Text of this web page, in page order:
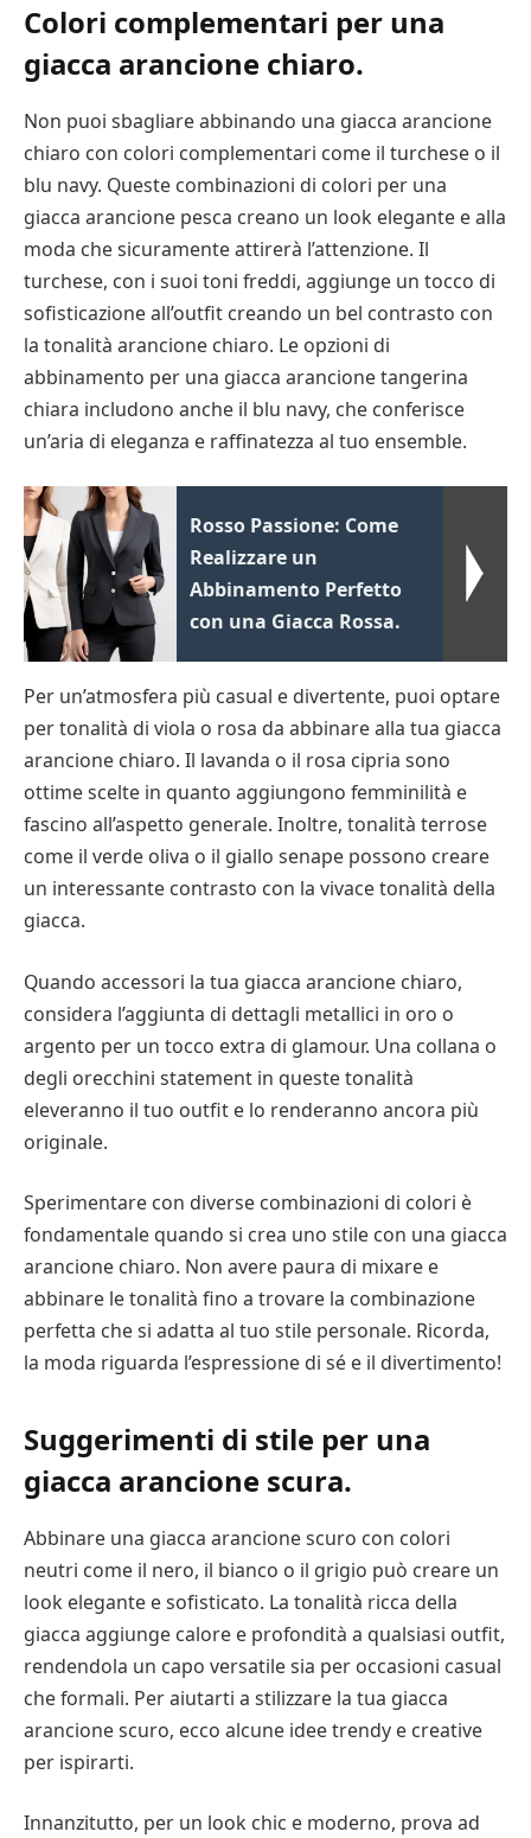
Colori complementari per una
giacca arancione chiaro.
Non puoi sbagliare abbinando una giacca arancione
chiaro con colori complementari come il turchese o il
blu navy. Queste combinazioni di colori per una
giacca arancione pesca creano un look elegante e alla
moda che sicuramente attirerà l’attenzione. Il
turchese, con i suoi toni freddi, aggiunge un tocco di
sofisticazione all’outfit creando un bel contrasto con
la tonalità arancione chiaro. Le opzioni di
abbinamento per una giacca arancione tangerina
chiara includono anche il blu navy, che conferisce
un’aria di eleganza e raffinatezza al tuo ensemble.
Rosso Passione: Come
Realizzare un
Abbinamento Perfetto
con una Giacca Rossa.
Per un’atmosfera più casual e divertente, puoi optare
per tonalità di viola o rosa da abbinare alla tua giacca
arancione chiaro. Il lavanda o il rosa cipria sono
ottime scelte in quanto aggiungono femminilità e
fascino all’aspetto generale. Inoltre, tonalità terrose
come il verde oliva o il giallo senape possono creare
un interessante contrasto con la vivace tonalità della
giacca.
Quando accessori la tua giacca arancione chiaro,
considera l’aggiunta di dettagli metallici in oro o
argento per un tocco extra di glamour. Una collana o
degli orecchini statement in queste tonalità
eleveranno il tuo outfit e lo renderanno ancora più
originale.
Sperimentare con diverse combinazioni di colori è
fondamentale quando si crea uno stile con una giacca
arancione chiaro. Non avere paura di mixare e
abbinare le tonalità fino a trovare la combinazione
perfetta che si adatta al tuo stile personale. Ricorda,
la moda riguarda l’espressione di sé e il divertimento!
Suggerimenti di stile per una
giacca arancione scura.
Abbinare una giacca arancione scuro con colori
neutri come il nero, il bianco o il grigio può creare un
look elegante e sofisticato. La tonalità ricca della
giacca aggiunge calore e profondità a qualsiasi outfit,
rendendola un capo versatile sia per occasioni casual
che formali. Per aiutarti a stilizzare la tua giacca
arancione scuro, ecco alcune idee trendy e creative
per ispirarti.
Innanzitutto, per un look chic e moderno, prova ad